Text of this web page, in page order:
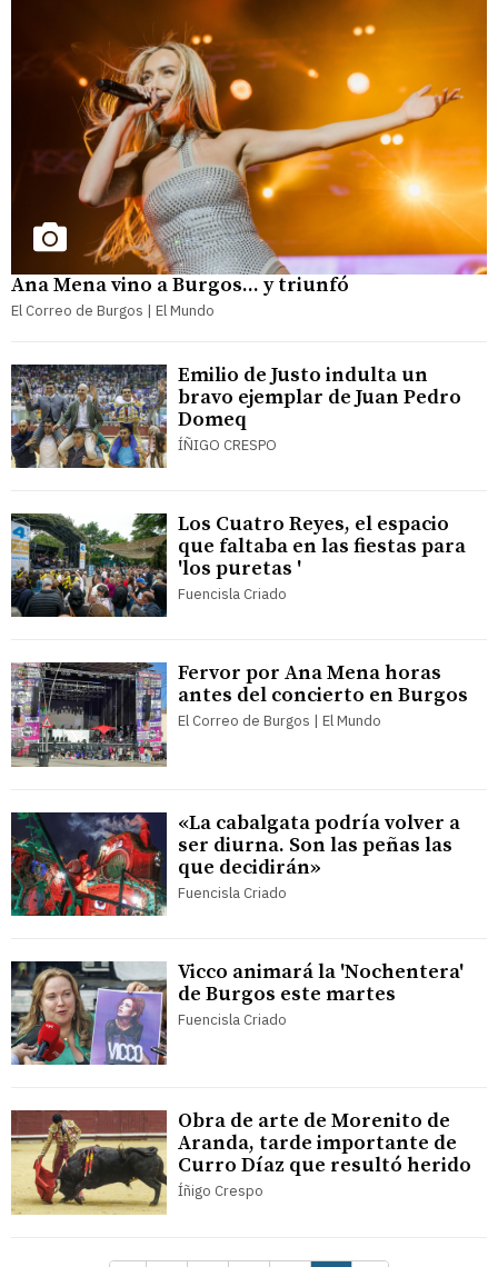
Ana Mena vino a Burgos... y triunfó
El Correo de Burgos | El Mundo
Emilio de Justo indulta un
bravo ejemplar de Juan Pedro
Domeq
ÍÑIGO CRESPO
Los Cuatro Reyes, el espacio
que faltaba en las fiestas para
'los puretas '
Fuencisla Criado
Fervor por Ana Mena horas
antes del concierto en Burgos
El Correo de Burgos | El Mundo
«La cabalgata podría volver a
ser diurna. Son las peñas las
que decidirán»
Fuencisla Criado
Vicco animará la 'Nochentera'
de Burgos este martes
Fuencisla Criado
Obra de arte de Morenito de
Aranda, tarde importante de
Curro Díaz que resultó herido
Íñigo Crespo